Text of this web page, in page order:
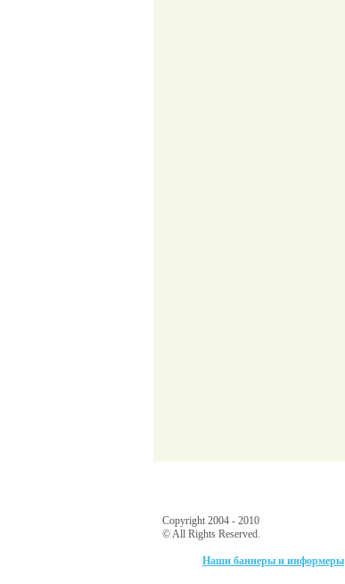
Copyright 2004 - 2010
© All Rights Reserved.
Наши баннеры и информеры